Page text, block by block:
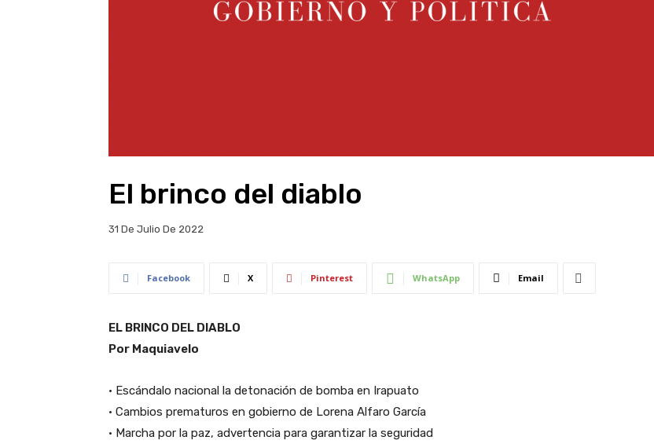
El brinco del diablo
31 De Julio De 2022
Facebook X Pinterest WhatsApp Email
EL BRINCO DEL DIABLO
Por Maquiavelo
• Escándalo nacional la detonación de bomba en Irapuato
• Cambios prematuros en gobierno de Lorena Alfaro García
• Marcha por la paz, advertencia para garantizar la seguridad